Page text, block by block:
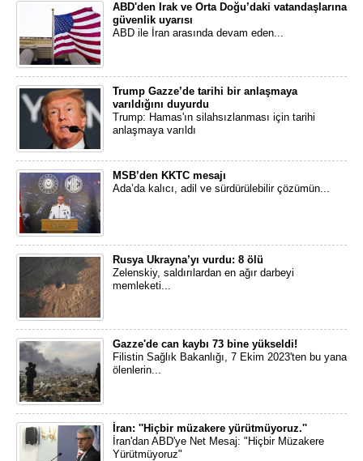
ABD'den Irak ve Orta Doğu’daki vatandaşlarına
güvenlik uyarısı
ABD ile İran arasında devam eden...
Trump Gazze’de tarihi bir anlaşmaya
varıldığını duyurdu
Trump: Hamas'ın silahsızlanması için tarihi
anlaşmaya varıldı
MSB’den KKTC mesajı
Ada’da kalıcı, adil ve sürdürülebilir çözümün...
Rusya Ukrayna’yı vurdu: 8 ölü
Zelenskiy, saldırılardan en ağır darbeyi
memleketi...
Gazze'de can kaybı 73 bine yükseldi!
Filistin Sağlık Bakanlığı, 7 Ekim 2023'ten bu yana
ölenlerin...
İran: ''Hiçbir müzakere yürütmüyoruz.''
İran'dan ABD'ye Net Mesaj: "Hiçbir Müzakere
Yürütmüyoruz"